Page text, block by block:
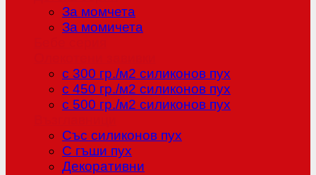
За момчета
За момичета
с 300 гр./м2 силиконов пух
с 450 гр./м2 силиконов пух
с 500 гр./м2 силиконов пух
Със силиконов пух
С гъши пух
Декоративни